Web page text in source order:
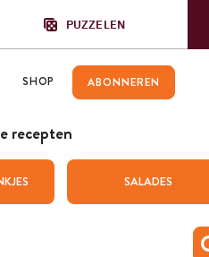
PUZZELEN
SHOP ABONNEREN
recepten
SALADES